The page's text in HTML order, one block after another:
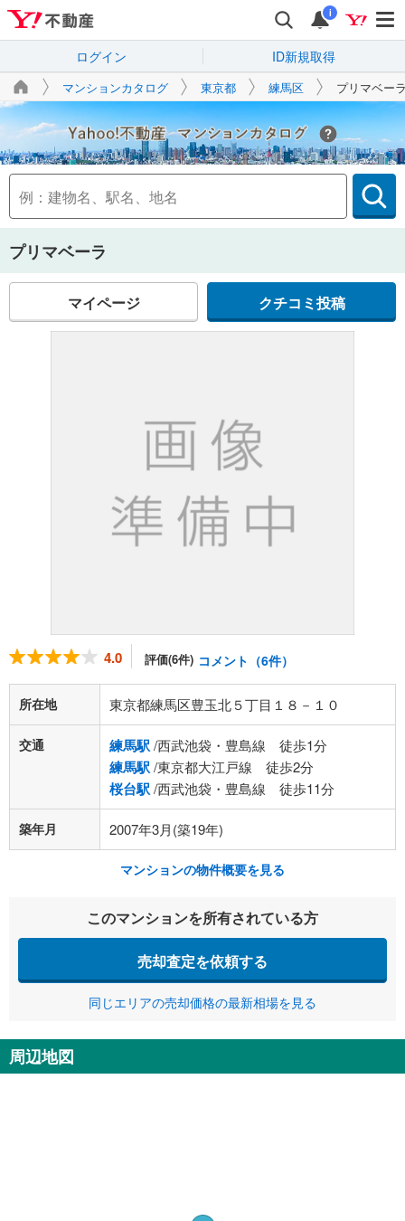
i
ログイン ID新規取得
マンションカタログ 東京都 練馬区 プリマベー
Yahoo!不動産
プリマベーラ
マイページ クチコミ投稿
4.0 評価(6件) コメント（6件）
所在地 東京都練馬区豊玉北５丁目１８－１０
交通 練馬駅/西武池袋・豊島線 徒歩1分
練馬駅/東京都大江戸線 徒歩2分
桜台駅/西武池袋・豊島線 徒歩11分
築年月 2007年3月(築19年)
マンションの物件概要を見る
このマンションを所有されている方
売却査定を依頼する
同じエリアの売却価格の最新相場を見る
周辺地図